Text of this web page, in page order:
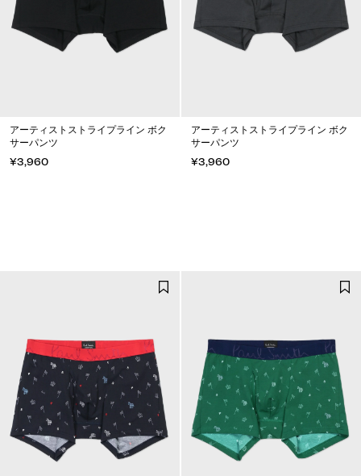
アーティストストライプライン ボク
サーパンツ
¥3,960
アーティストストライプライン ボク
サーパンツ
¥3,960